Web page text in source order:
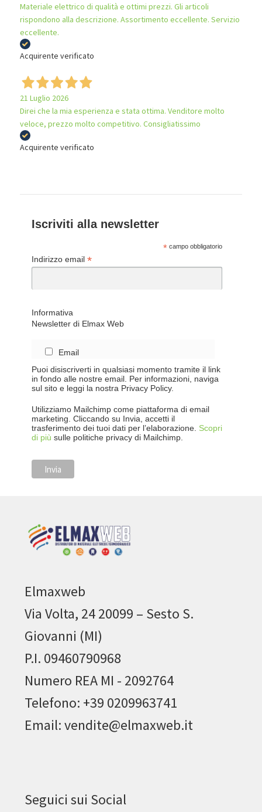
Materiale elettrico di qualità e ottimi prezzi. Gli articoli
rispondono alla descrizione. Assortimento eccellente. Servizio
eccellente.
Acquirente verificato
21 Luglio 2026
Direi che la mia esperienza e stata ottima. Venditore molto
veloce, prezzo molto competitivo. Consigliatissimo
Acquirente verificato
Iscriviti alla newsletter
* campo obbligatorio
Indirizzo email *
Informativa
Newsletter di Elmax Web
Email
Puoi disiscriverti in qualsiasi momento tramite il link
in fondo alle nostre email. Per informazioni, naviga
sul sito e leggi la nostra Privacy Policy.
Utilizziamo Mailchimp come piattaforma di email
marketing. Cliccando su Invia, accetti il
trasferimento dei tuoi dati per l’elaborazione. Scopri
di più sulle politiche privacy di Mailchimp.
Elmaxweb
Via Volta, 24 20099 – Sesto S.
Giovanni (MI)
P.I. 09460790968
Numero REA MI - 2092764
Telefono: +39 0209963741
Email: vendite@elmaxweb.it
Seguici sui Social